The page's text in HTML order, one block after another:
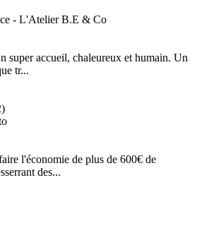
- L'Atelier B.E & Co
super accueil, chaleureux et humain. Un
tr...
l'économie de plus de 600€ de
des...